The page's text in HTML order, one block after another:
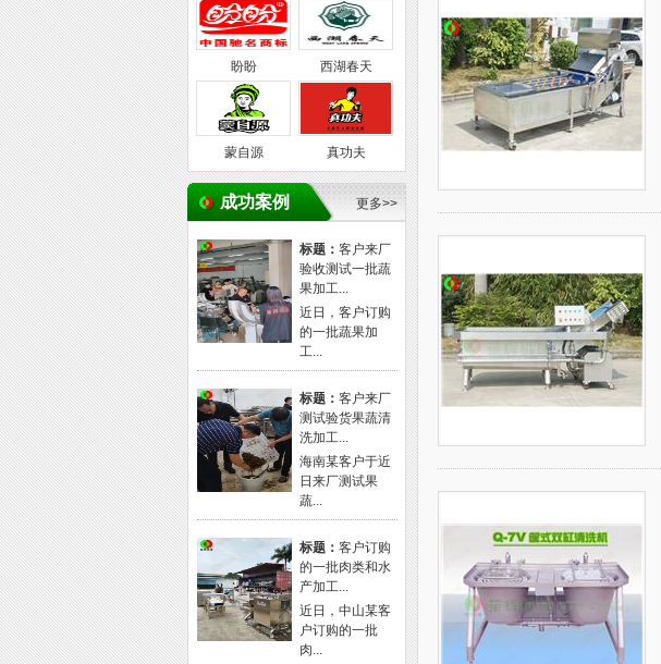
盼盼 西湖春天
蒙自源 真功夫
成功案例 更多>>
标题： 客户来厂
验收测试一批蔬
果加工...
近日，客户订购
的一批蔬果加
工...
标题： 客户来厂
测试验货果蔬清
洗加工...
海南某客户于近
日来厂测试果
蔬...
标题： 客户订购
的一批肉类和水
产加工...
近日，中山某客
户订购的一批
肉...